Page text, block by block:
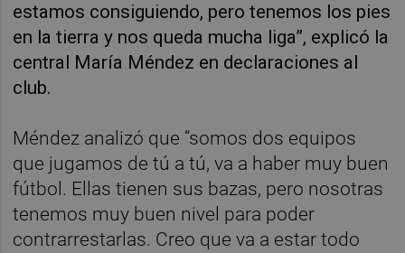
estamos consiguiendo, pero tenemos los pies
en la tierra y nos queda mucha liga”, explicó la
central María Méndez en declaraciones al
club.
Méndez analizó que “somos dos equipos
que jugamos de tú a tú, va a haber muy buen
fútbol. Ellas tienen sus bazas, pero nosotras
tenemos muy buen nivel para poder
contrarrestarlas. Creo que va a estar todo